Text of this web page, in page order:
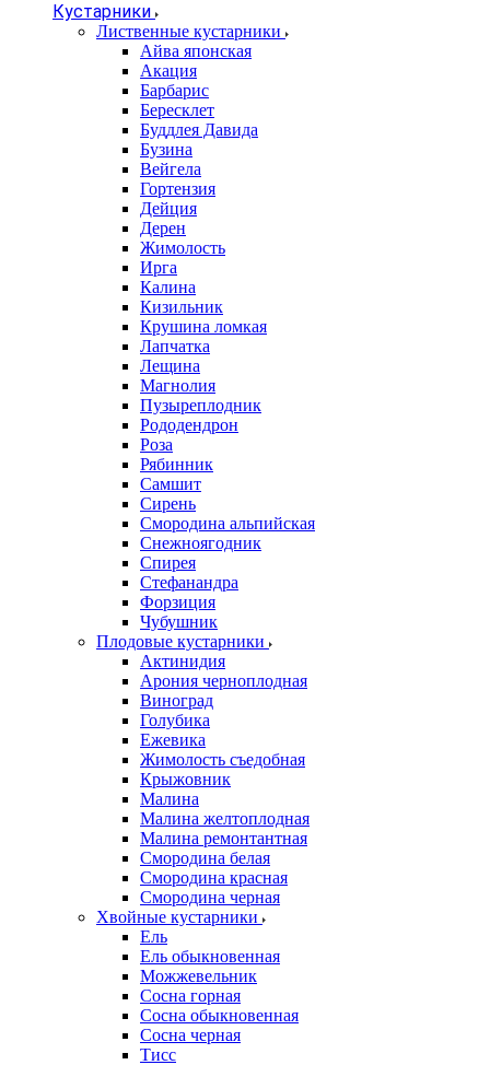
Кустарники
Лиственные кустарники
Айва японская
Акация
Барбарис
Бересклет
Буддлея Давида
Бузина
Вейгела
Гортензия
Дейция
Дерен
Жимолость
Ирга
Калина
Кизильник
Крушина ломкая
Лапчатка
Лещина
Магнолия
Пузыреплодник
Рододендрон
Роза
Рябинник
Самшит
Сирень
Смородина альпийская
Снежноягодник
Спирея
Стефанандра
Форзиция
Чубушник
Плодовые кустарники
Актинидия
Арония черноплодная
Виноград
Голубика
Ежевика
Жимолость съедобная
Крыжовник
Малина
Малина желтоплодная
Малина ремонтантная
Смородина белая
Смородина красная
Смородина черная
Хвойные кустарники
Ель
Ель обыкновенная
Можжевельник
Сосна горная
Сосна обыкновенная
Сосна черная
Тисс